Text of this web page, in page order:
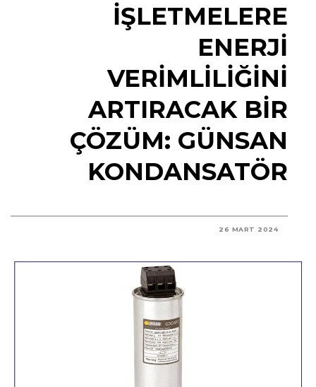
İŞLETMELERE
ENERJI
VERIMLILIĞINI
ARTIRACAK BIR
ÇÖZÜM: GÜNSAN
KONDANSATÖR
26 MART 2024